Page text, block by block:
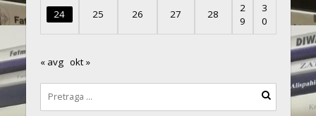
24 25 26 27 28
2
9
3
0
« avg okt »